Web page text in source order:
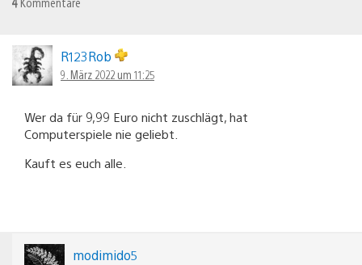
R123Rob
9. März 2022 um 11:25
Wer da für 9,99 Euro nicht zuschlägt, hat
Computerspiele nie geliebt.
Kauft es euch alle.
modimido5